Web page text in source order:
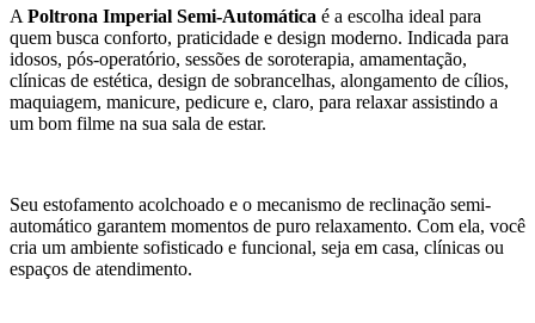
A Poltrona Imperial Semi-Automática é a escolha ideal para
quem busca conforto, praticidade e design moderno. Indicada para
idosos, pós-operatório, sessões de soroterapia, amamentação,
clínicas de estética, design de sobrancelhas, alongamento de cílios,
maquiagem, manicure, pedicure e, claro, para relaxar assistindo a
um bom filme na sua sala de estar.
Seu estofamento acolchoado e o mecanismo de reclinação semi-
automático garantem momentos de puro relaxamento. Com ela, você
cria um ambiente sofisticado e funcional, seja em casa, clínicas ou
espaços de atendimento.